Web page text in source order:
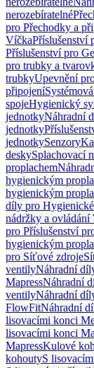
nerozebíratelné
pro Přechodky a
VíčkaPříslušenství
Příslušenství pro
pro trubky a
trubkyUpevnění
připojení
spojeHygienický
jednotkyNáhradní
jednotky
jednotkySenzory
deskySplachovací
proplachem
hygienickým
hygienickým
díly pro
nádržky a
pro Příslušenství
hygienickým
pro Síťové zdroje
ventilyNáhradní
MapressNáhradní
ventilyNáhradní
FlowFitNáhradní
lisovacími konci
lisovacími konci
MapressKulové
kohoutyS